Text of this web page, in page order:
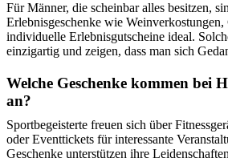
Für Männer, die scheinbar alles besitzen,
Erlebnisgeschenke wie
individuelle Erlebnisgutscheine ideal.
einzigartig und zeigen, dass man sich
Welche Geschenke kommen bei
an?
Sportbegeisterte freuen sich über
oder Eventtickets für interessante
Geschenke unterstützen ihre